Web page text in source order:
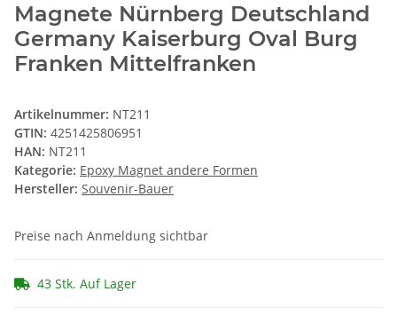
Magnete Nürnberg Deutschland
Germany Kaiserburg Oval Burg
Franken Mittelfranken
Artikelnummer: NT211
GTIN: 4251425806951
HAN: NT211
Kategorie: Epoxy Magnet andere Formen
Hersteller: Souvenir-Bauer
Preise nach Anmeldung sichtbar
43 Stk. Auf Lager